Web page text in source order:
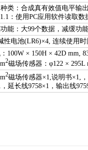
类：合成真有效值电平输
：使用PC应用软件读取数
能：大99个数据，减缓功
性电池(LR6)×4, 连续使用
100W × 150H × 42D mm,
2磁场传感器：φ122 × 295L
2磁场传感器×1,说明书×1,
，延长线9758×1，输出线